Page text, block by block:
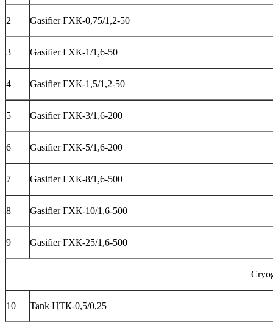
2 Gasifier ГХК-0,75/1,2-50
3 Gasifier ГХК-1/1,6-50
4 Gasifier ГХК-1,5/1,2-50
5 Gasifier ГХК-3/1,6-200
6 Gasifier ГХК-5/1,6-200
7 Gasifier ГХК-8/1,6-500
8 Gasifier ГХК-10/1,6-500
9 Gasifier ГХК-25/1,6-500
10 Tank ЦТК-0,5/0,25